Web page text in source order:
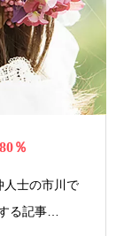
％
人士の市川で
る記事…